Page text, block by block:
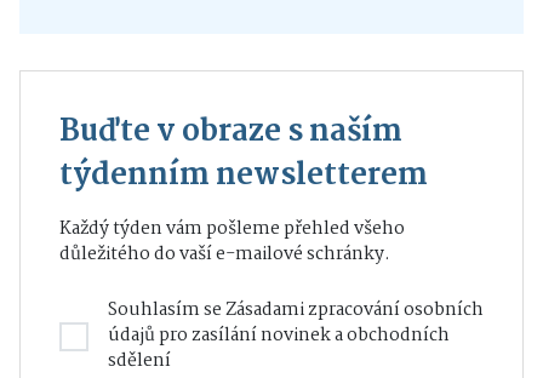
Buďte v obraze s naším
týdenním newsletterem
Každý týden vám pošleme přehled všeho
důležitého do vaší e-mailové schránky.
Souhlasím seZásadami zpracování osobních
údajůpro zasílání novinek a obchodních
sdělení